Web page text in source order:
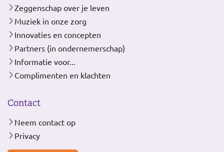
Zeggenschap over je leven
Muziek in onze zorg
Innovaties en concepten
Partners (in ondernemerschap)
Informatie voor...
Complimenten en klachten
Contact
Neem contact op
Privacy